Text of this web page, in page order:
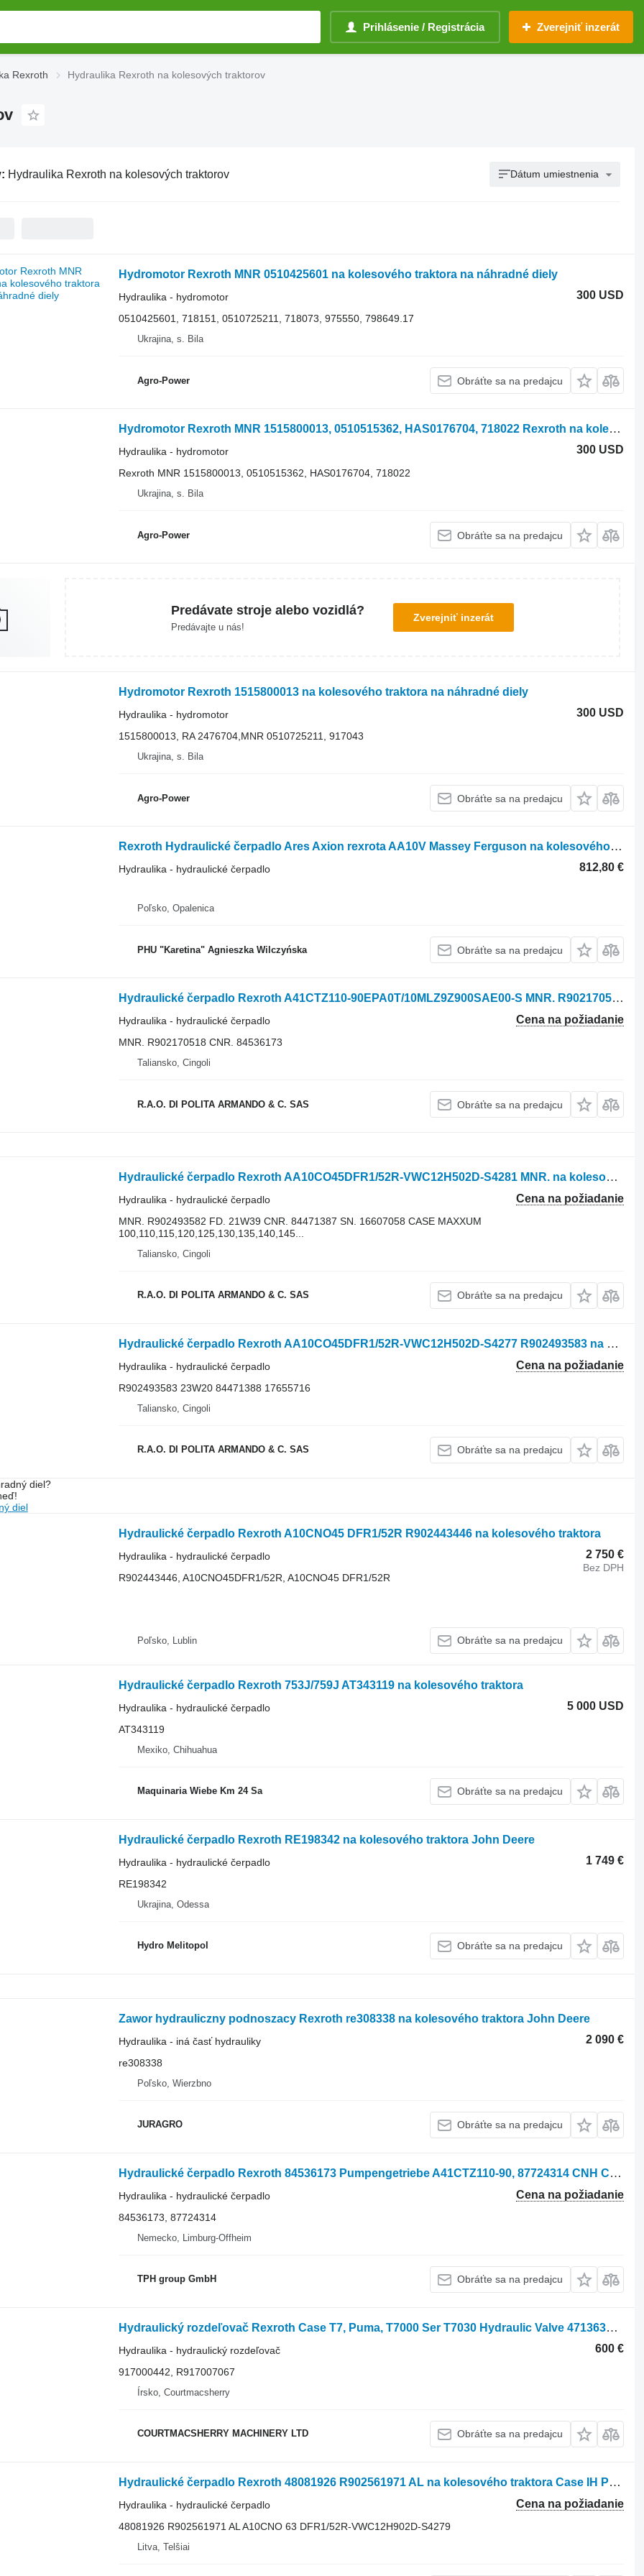
Prihlásenie / Registrácia Zverejniť inzerát
Rexroth Hydraulika Rexroth na kolesových traktorov
Hydraulika Rexroth na kolesových traktorov Dátum umiestnenia
Hydromotor Rexroth MNR 0510425601 na kolesového traktora na náhradné diely
300 USD
Hydraulika - hydromotor
0510425601, 718151, 0510725211, 718073, 975550, 798649.17
Ukrajina, s. Bila
Agro-Power Obráťte sa na predajcu
Hydromotor Rexroth MNR 1515800013, 0510515362, HAS0176704, 718022 Rexroth na kolesového traktora na náhradné diely
300 USD
Hydraulika - hydromotor
Rexroth MNR 1515800013, 0510515362, HAS0176704, 718022
Ukrajina, s. Bila
Agro-Power Obráťte sa na predajcu
Predávate stroje alebo vozidlá?
Predávajte u nás!
Zverejniť inzerát
Hydromotor Rexroth 1515800013 na kolesového traktora na náhradné diely
300 USD
Hydraulika - hydromotor
1515800013, RA 2476704,MNR 0510725211, 917043
Ukrajina, s. Bila
Agro-Power Obráťte sa na predajcu
Rexroth Hydraulické čerpadlo Ares Axion rexrota AA10V Massey Ferguson na kolesového traktora Claas Ares Axion
812,80 €
Hydraulika - hydraulické čerpadlo
Poľsko, Opalenica
PHU "Karetina" Agnieszka Wilczyńska Obráťte sa na predajcu
Hydraulické čerpadlo Rexroth A41CTZ110-90EPA0T/10MLZ9Z900SAE00-S MNR. R902170518 na kolesového traktora New Holland T7030,T7040
Cena na požiadanie
Hydraulika - hydraulické čerpadlo
MNR. R902170518 CNR. 84536173
Taliansko, Cingoli
R.A.O. DI POLITA ARMANDO & C. SAS Obráťte sa na predajcu
Hydraulické čerpadlo Rexroth AA10CO45DFR1/52R-VWC12H502D-S4281 MNR. na kolesového traktora New Holland T1804B, T6.120,T6.125,T6.140,T6.145,T6.150,T6.155,T6.160,T6.165,T6.175
Cena na požiadanie
Hydraulika - hydraulické čerpadlo
MNR. R902493582 FD. 21W39 CNR. 84471387 SN. 16607058 CASE MAXXUM
100,110,115,120,125,130,135,140,145...
Taliansko, Cingoli
R.A.O. DI POLITA ARMANDO & C. SAS Obráťte sa na predajcu
Hydraulické čerpadlo Rexroth AA10CO45DFR1/52R-VWC12H502D-S4277 R902493583 na kolesového traktora New Holland T1804,T1804B,T2104,T2304,T7.195,T7.215,T7.220,T7.230,T7.235,T7.245,T7.250,T7.260,T7.270,T7030,T7040,T7050,T7060
Cena na požiadanie
Hydraulika - hydraulické čerpadlo
R902493583 23W20 84471388 17655716
Taliansko, Cingoli
R.A.O. DI POLITA ARMANDO & C. SAS Obráťte sa na predajcu
diel?
diel
Hydraulické čerpadlo Rexroth A10CNO45 DFR1/52R R902443446 na kolesového traktora
2 750 €
Bez DPH
Hydraulika - hydraulické čerpadlo
R902443446, A10CNO45DFR1/52R, A10CNO45 DFR1/52R
Poľsko, Lublin Obráťte sa na predajcu
Hydraulické čerpadlo Rexroth 753J/759J AT343119 na kolesového traktora
5 000 USD
Hydraulika - hydraulické čerpadlo
AT343119
Mexiko, Chihuahua
Maquinaria Wiebe Km 24 Sa Obráťte sa na predajcu
Hydraulické čerpadlo Rexroth RE198342 na kolesového traktora John Deere
1 749 €
Hydraulika - hydraulické čerpadlo
RE198342
Ukrajina, Odessa
Hydro Melitopol Obráťte sa na predajcu
Zawor hydrauliczny podnoszacy Rexroth re308338 na kolesového traktora John Deere
2 090 €
Hydraulika - iná časť hydrauliky
re308338
Poľsko, Wierzbno
JURAGRO Obráťte sa na predajcu
Hydraulické čerpadlo Rexroth 84536173 Pumpengetriebe A41CTZ110-90, 87724314 CNH CVX170, PUMA na kolesového traktora CNH
Cena na požiadanie
Hydraulika - hydraulické čerpadlo
84536173, 87724314
Nemecko, Limburg-Offheim
TPH group GmbH Obráťte sa na predajcu
Hydraulický rozdeľovač Rexroth Case T7, Puma, T7000 Ser T7030 Hydraulic Valve 47136304, 9170004 917000442 na kolesového traktora New Holland T7000 ,T7030 Case IH , Puma
600 €
Hydraulika - hydraulický rozdeľovač
917000442, R917007067
Írsko, Courtmacsherry
COURTMACSHERRY MACHINERY LTD Obráťte sa na predajcu
Hydraulické čerpadlo Rexroth 48081926 R902561971 AL na kolesového traktora Case IH Puma CVX 185
Cena na požiadanie
Hydraulika - hydraulické čerpadlo
48081926 R902561971 AL A10CNO 63 DFR1/52R-VWC12H902D-S4279
Litva, Telšiai